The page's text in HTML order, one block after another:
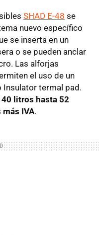
SHAD E-48 se
nuevo específico
se inserta en un
o se pueden anclar
Las alforjas
el uso de un
termal pad.
litros hasta 52
más IVA.